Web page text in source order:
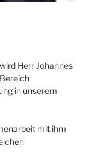
Herr Johannes
in unserem
mit ihm